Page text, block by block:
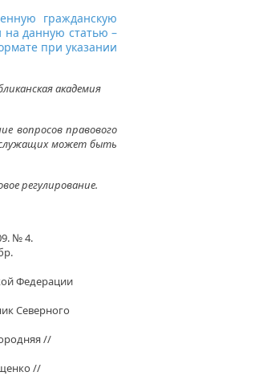
гражданскую
на данную статью –
при указании
академия
вопросов правового
служащих может быть
регулирование.
№ 4.
Федерации
Северного
//
//